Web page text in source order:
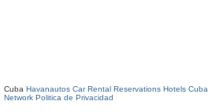
Cuba Havanautos Car Rental Reservations Hotels Cuba
Network Politica de Privacidad